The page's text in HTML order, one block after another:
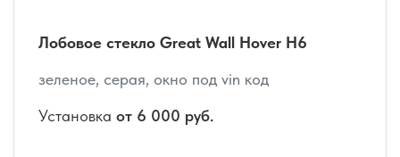
Лобовое стекло Great Wall Hover H6
зеленое, серая, окно под vin код
Установка от 6 000 руб.